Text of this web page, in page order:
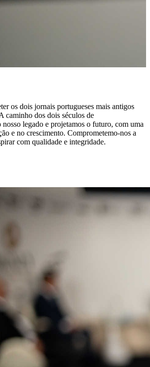
os dois jornais portugueses mais antigos
caminho dos dois séculos de
nosso legado e projetamos o futuro, com uma
e no crescimento. Comprometemo-nos a
com qualidade e integridade.